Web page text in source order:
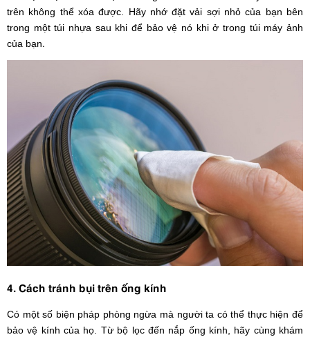
trên không thể xóa được. Hãy nhớ đặt vải sợi nhỏ của bạn bên
trong một túi nhựa sau khi để bảo vệ nó khi ở trong túi máy ảnh
của bạn.
4. Cách tránh bụi trên ống kính
Có một số biện pháp phòng ngừa mà người ta có thể thực hiện để
bảo vệ kính của họ. Từ bộ lọc đến nắp ống kính, hãy cùng khám